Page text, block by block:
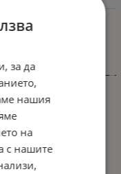
цепене на
и бързо.
за да
нашия
на
с нашите